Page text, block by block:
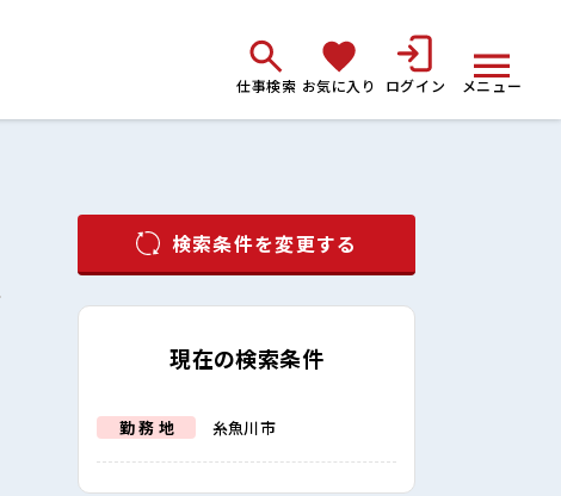
仕事検索 お気に入り ログイン メニュー
検索条件を変更する
現在の検索条件
勤 務 地 糸魚川市